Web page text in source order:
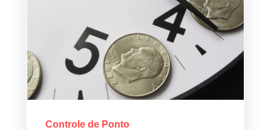
Controle de Ponto